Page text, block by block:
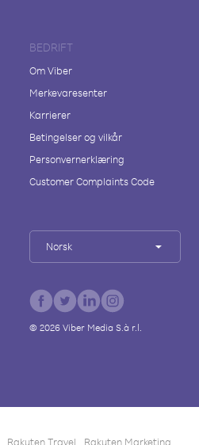
BEDRIFT
Om Viber
Merkevaresenter
Karrierer
Betingelser og vilkår
Personvernerklæring
Customer Complaints Code
Norsk
© 2026Viber Media S.à r.l.
Rakuten Travel Rakuten Marketing